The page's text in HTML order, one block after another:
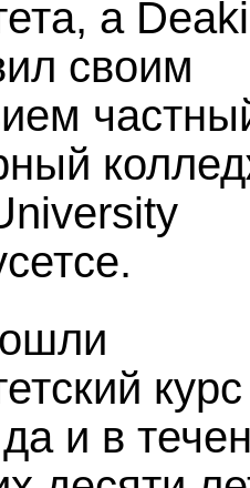
а
своим
курс
и в